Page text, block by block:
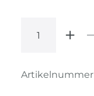
Artikelnummer